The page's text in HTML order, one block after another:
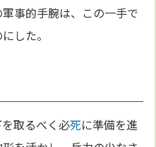
事的手腕は、この一手で
した。
取るべく必死に準備を進